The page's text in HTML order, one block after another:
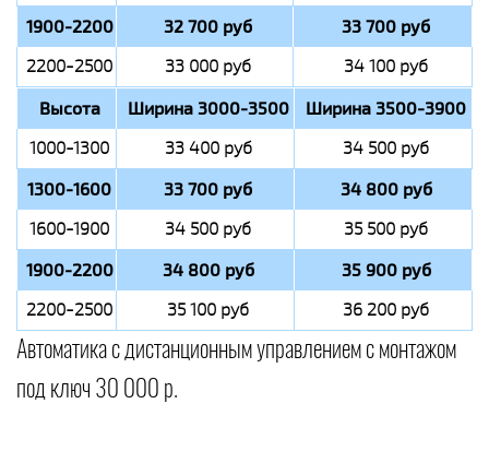
1900-2200 32 700 руб 33 700 руб
2200-2500 33 000 руб 34 100 руб
Высота Ширина 3000-3500 Ширина 3500-3900
1000-1300 33 400 руб 34 500 руб
1300-1600 33 700 руб 34 800 руб
1600-1900 34 500 руб 35 500 руб
1900-2200 34 800 руб 35 900 руб
2200-2500 35 100 руб 36 200 руб
Автоматика с дистанционным управлением с монтажом
под ключ 30 000 р.